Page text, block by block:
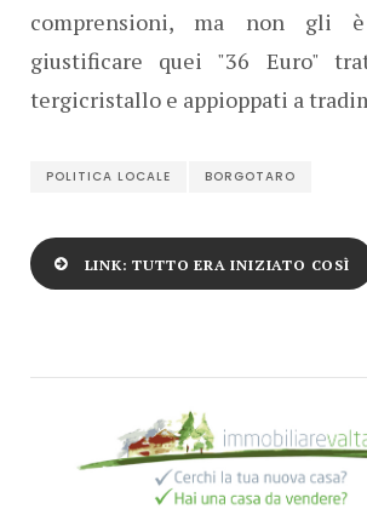
comprensioni, ma non gli
giustificare quei "36 Euro"
tergicristallo e appioppati a
POLITICA LOCALE BORGOTARO
LINK: TUTTO ERA INIZIATO COSÌ